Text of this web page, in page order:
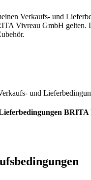
Verkaufs- und
Vivreau GmbH gelten.